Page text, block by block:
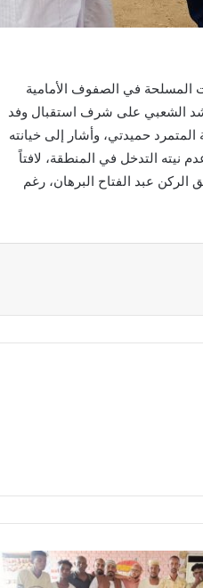
المسلحة في الصفوف الأمامية
الشعبي على شرف استقبال وفد
المتمرد حميدتي، وأشار إلى خيانته
نيته التدخل في المنطقة، لافتاً
الركن عبد الفتاح البرهان، رغم